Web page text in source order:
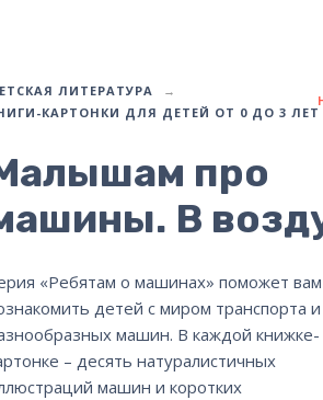
ЛИТЕРАТУРА
КАРТОНКИ ДЛЯ ДЕТЕЙ ОТ 0 ДО 3 ЛЕТ
про
В
«Ребятам о машинах» поможет вам
детей с миром транспорта и
машин. В каждой книжке-
– десять натуралистичных
машин и коротких